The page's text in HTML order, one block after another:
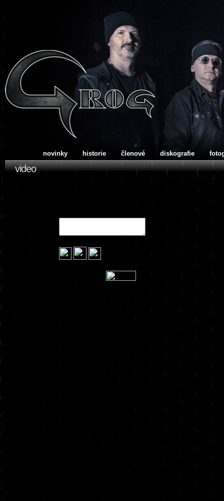
novinky historie členové diskografie
video